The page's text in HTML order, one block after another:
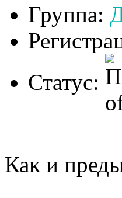
Группа:
Статус:
Как и